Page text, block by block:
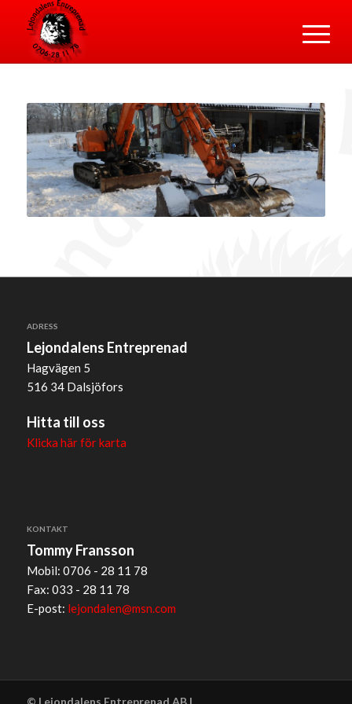
ADRESS
Lejondalens Entreprenad
Hagvägen 5
516 34 Dalsjöfors
Hitta till oss
Klicka här för karta
KONTAKT
Tommy Fransson
Mobil: 0706 - 28 11 78
Fax: 033 - 28 11 78
E-post: lejondalen@msn.com
© Lejondalens Entreprenad AB |